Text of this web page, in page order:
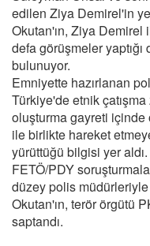
edilen Ziya Demirel'in
Okutan'ın, Ziya
defa görüşmeler
bulunuyor.
Emniyette hazırlanan
Türkiye'de etnik
oluşturma gayreti içinde
ile birlikte hareket
yürüttüğü bilgisi yer aldı.
FETÖ/PDY
düzey polis müdürleriyle
Okutan'ın, terör örgütü
saptandı.